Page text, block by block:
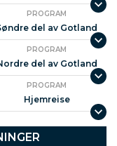
en spennende
historie og
vakre gamle
kultur med en
Her
PROGRAM
del av Gotland
PROGRAM
del av Gotland
PROGRAM
Hjemreise